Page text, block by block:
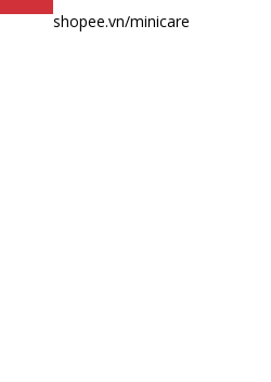
shopee.vn/minicare